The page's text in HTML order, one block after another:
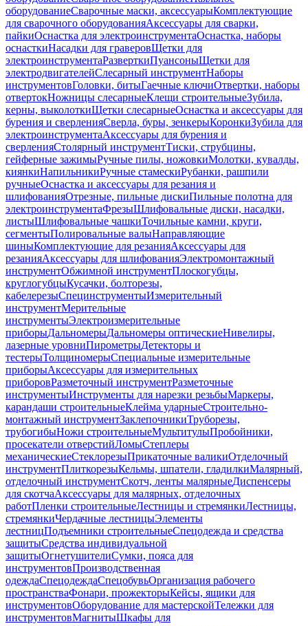
оборудованиеСварочные маски, аксессуарыКомплектующие
для сварочного оборудованияАксессуары для сварки,
пайкиОснастка для электроинструментаОснастка, наборы
оснасткиНасадки для граверовЩетки для
электроинструментаРазверткиПуансоныЩетки для
электродвигателейСлесарный инструментНаборы
инструментовГоловки, битыГаечные ключиОтвертки, наборы
отвертокНожницы слесарныеКлещи строительныеЗубила,
керны, выколоткиЩетки слесарныеОснастка и аксессуары для
бурения и сверленияСверла, буры, зенкерыКоронкиЗубила для
электроинструментаАксессуары для бурения и
сверленияСтолярный инструментТиски, струбцины,
гейферные зажимыРучные пилы, ножовкиМолотки, кувалды,
киянкиНапильникиРучные стамескиРубанки, рашпили
ручныеОснастка и аксессуары для резания и
шлифованияОтрезные, пильные дискиПильные полотна для
электроинструментаФрезыШлифовальные диски, насадки,
листыШлифовальные чашкиТочильные камни, круги,
сегментыПолировальные валыНаправляющие
шиныКомплектующие для резанияАксессуары для
резанияАксессуары для шлифованияЭлектромонтажный
инструментОбжимной инструментПлоскогубцы,
круглогубцыКусачки, болторезы,
кабелерезыСпецинструментыИзмерительный
инструментМерительные
инструментыЭлектроизмерительные
приборыДальномерыДальномеры оптическиеНивелиры,
лазерные уровниПирометрыДетекторы и
тестерыТолщиномерыСпециальные измерительные
приборыАксессуары для измерительных
приборовРазметочный инструментРазметочные
инструментыИнструменты для нарезки резьбыМаркеры,
карандаши строительныеКлейма ударныеСтроительно-
монтажный инструментЗаклепочникиТруборезы,
трубогибыНожи строительныеМультитулыПробойники,
просекатели отверстийЛомыСтеплеры
механическиеСтеклорезыПрикаточные валикиОтделочный
инструментПлиткорезыКельмы, шпатели, гладилкиМалярный,
отделочный инструментСкотч, ленты малярныеДиспенсеры
для скотчаАксессуары для малярных, отделочных
работПленки строительныеЛестницы и стремянкиЛестницы,
стремянкиЧердачные лестницыЭлементы
лестницПодъемники строительныеСпецодежда и средства
защитыСредства индивидуальной
защитыОгнетушителиСумки, пояса для
инструментовПроизводственная
одеждаСпецодеждаСпецобувьОрганизация рабочего
пространстваФонари, прожекторыКейсы, ящики для
инструментовОборудование для мастерскойТележки для
инструментовМагнитыШкафы для